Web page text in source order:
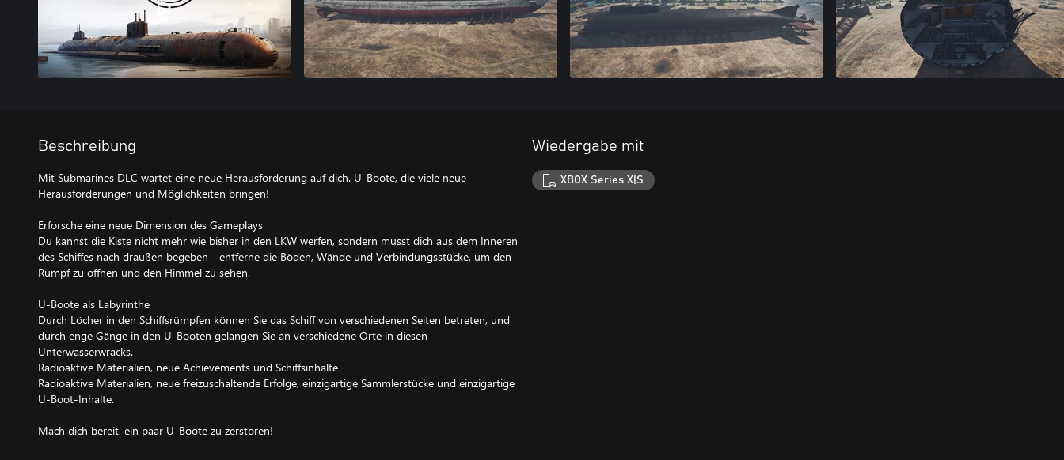
Beschreibung
Mit Submarines DLC wartet eine neue Herausforderung auf dich. U-Boote, die viele neue
Herausforderungen und Möglichkeiten bringen!
Erforsche eine neue Dimension des Gameplays
Du kannst die Kiste nicht mehr wie bisher in den LKW werfen, sondern musst dich aus dem Inneren
des Schiffes nach draußen begeben - entferne die Böden, Wände und Verbindungsstücke, um den
Rumpf zu öffnen und den Himmel zu sehen.
U-Boote als Labyrinthe
Durch Löcher in den Schiffsrümpfen können Sie das Schiff von verschiedenen Seiten betreten, und
durch enge Gänge in den U-Booten gelangen Sie an verschiedene Orte in diesen
Unterwasserwracks.
Radioaktive Materialien, neue Achievements und Schiffsinhalte
Radioaktive Materialien, neue freizuschaltende Erfolge, einzigartige Sammlerstücke und einzigartige
U-Boot-Inhalte.
Mach dich bereit, ein paar U-Boote zu zerstören!
Wiedergabe mit
XBOX Series X|S